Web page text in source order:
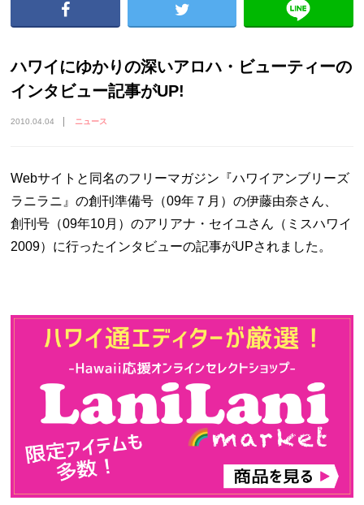
ハワイにゆかりの深いアロハ・ビューティーの
インタビュー記事がUP!
2010.04.04 ニュース
Webサイトと同名のフリーマガジン『ハワイアンブリーズ
ラニラニ』の創刊準備号（09年７月）の伊藤由奈さん、
創刊号（09年10月）のアリアナ・セイユさん（ミスハワイ
2009）に行ったインタビューの記事がUPされました。